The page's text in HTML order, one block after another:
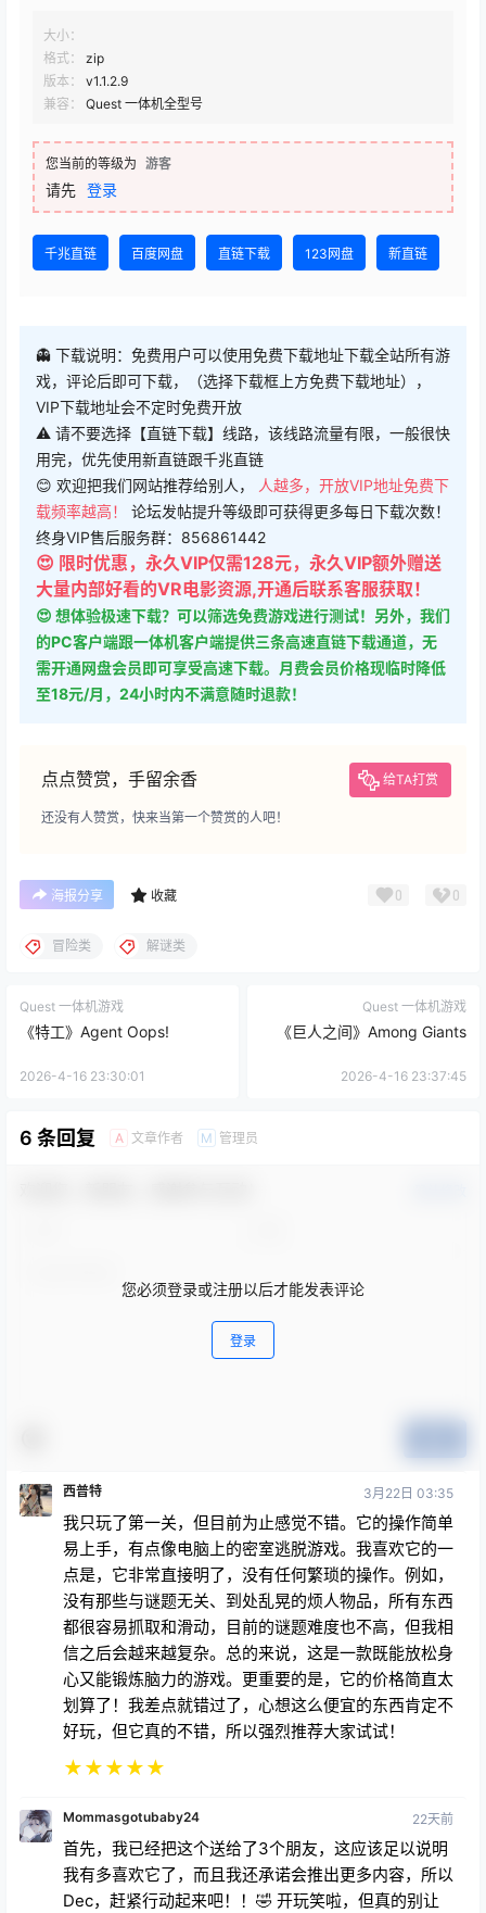
大小：
格式：
zip
版本：
v1.1.2.9
兼容：
Quest 一体机全型号
您当前的等级为 游客
请先 登录
千兆直链 百度网盘 直链下载 123网盘 新直链
👻 下载说明：免费用户可以使用免费下载地址下载全站所有游
戏，评论后即可下载，（选择下载框上方免费下载地址），
VIP下载地址会不定时免费开放
⚠ 请不要选择【直链下载】线路，该线路流量有限，一般很快
用完，优先使用新直链跟千兆直链
😊 欢迎把我们网站推荐给别人，
人越多，开放VIP地址免费下
载频率越高！ 论坛发帖提升等级即可获得更多每日下载次数！
终身VIP售后服务群：856861442
😍 限时优惠，永久VIP仅需128元，永久VIP额外赠送
大量内部好看的VR电影资源,开通后联系客服获取！
😍 想体验极速下载？可以筛选免费游戏进行测试！另外，我们
的PC客户端跟一体机客户端提供三条高速直链下载通道，无
需开通网盘会员即可享受高速下载。月费会员价格现临时降低
至18元/月，24小时内不满意随时退款！
点点赞赏，手留余香 给TA打赏
还没有人赞赏，快来当第一个赞赏的人吧！
海报分享 收藏 0 0
冒险类 解谜类
Quest 一体机游戏
《特工》Agent Oops!
2026-4-16 23:30:01
Quest 一体机游戏
《巨人之间》Among Giants
2026-4-16 23:37:45
6 条回复 A 文章作者 M 管理员
您必须登录或注册以后才能发表评论
登录
西普特 3月22日 03:35
我只玩了第一关，但目前为止感觉不错。它的操作简单
易上手，有点像电脑上的密室逃脱游戏。我喜欢它的一
点是，它非常直接明了，没有任何繁琐的操作。例如，
没有那些与谜题无关、到处乱晃的烦人物品，所有东西
都很容易抓取和滑动，目前的谜题难度也不高，但我相
信之后会越来越复杂。总的来说，这是一款既能放松身
心又能锻炼脑力的游戏。更重要的是，它的价格简直太
划算了！我差点就错过了，心想这么便宜的东西肯定不
好玩，但它真的不错，所以强烈推荐大家试试！
★★★★★
Mommasgotubaby24 22天前
首先，我已经把这个送给了3个朋友，这应该足以说明
我有多喜欢它了，而且我还承诺会推出更多内容，所以
Dec，赶紧行动起来吧！！🤣 开玩笑啦，但真的别让